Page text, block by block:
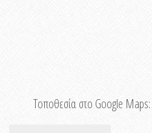
Τοποθεσία στο Google Maps: